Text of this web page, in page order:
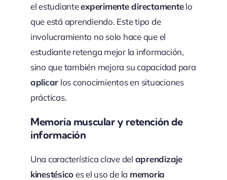
el estudianteexperimente directamentelo
que está aprendiendo. Este tipo de
involucramiento no solo hace que el
estudiante retenga mejor la información,
sino que también mejora su capacidad para
aplicar los conocimientos en situaciones
prácticas.
Memoria muscular y retención de
información
Una característica clave del aprendizaje
kinestésicoes el uso de la memoria